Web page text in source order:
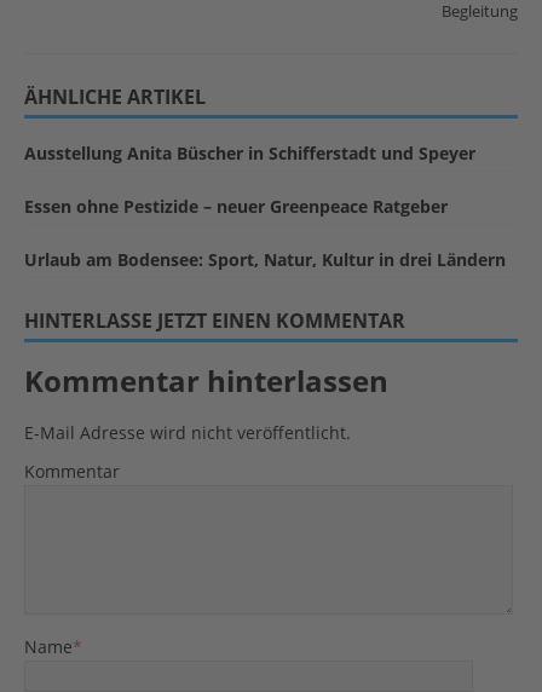
Begleitung
ÄHNLICHE ARTIKEL
Ausstellung Anita Büscher in Schifferstadt und Speyer
Essen ohne Pestizide – neuer Greenpeace Ratgeber
Urlaub am Bodensee: Sport, Natur, Kultur in drei Ländern
HINTERLASSE JETZT EINEN KOMMENTAR
Kommentar hinterlassen
E-Mail Adresse wird nicht veröffentlicht.
Kommentar
Name*